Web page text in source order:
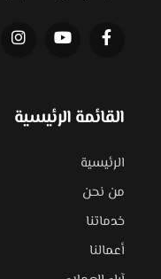
القائمة الرئيسية
الرئيسية
من نحن
خدماتنا
أعمالنا